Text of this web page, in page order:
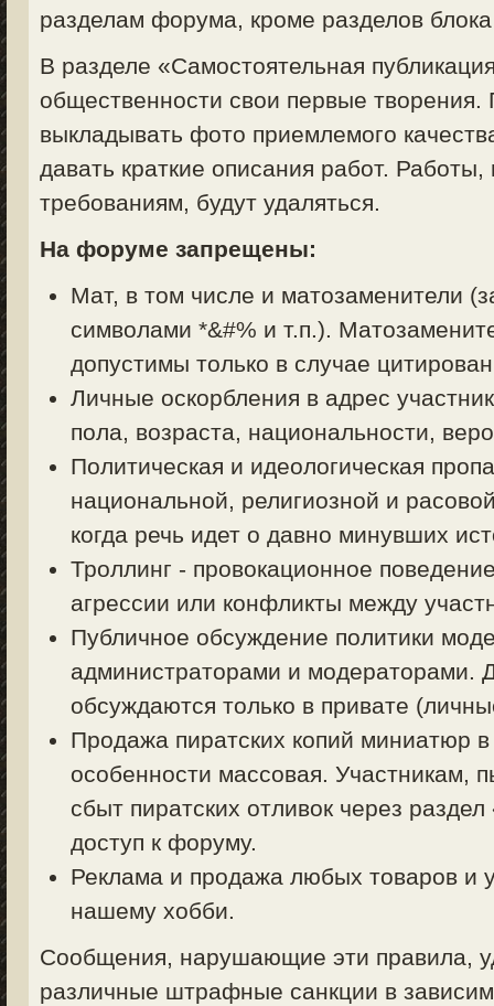
разделам форума, кроме разделов
В разделе «Самостоятельная
общественности свои первые
выкладывать фото приемлемого
давать краткие описания работ.
требованиям, будут удаляться.
На форуме запрещены:
Мат, в том числе и матозаменители
символами *&#% и т.п.).
допустимы только в случае
Личные оскорбления в адрес
пола, возраста, национальности,
Политическая и идеологическая
национальной, религиозной и
когда речь идет о давно минувших
Троллинг - провокационное
агрессии или конфликты между
Публичное обсуждение политики
администраторами и модераторами.
обсуждаются только в привате
Продажа пиратских копий миниатюр
особенности массовая. Участникам,
сбыт пиратских отливок через
доступ к форуму.
Реклама и продажа любых товаров и
нашему хобби.
Сообщения, нарушающие эти правила,
различные штрафные санкции в